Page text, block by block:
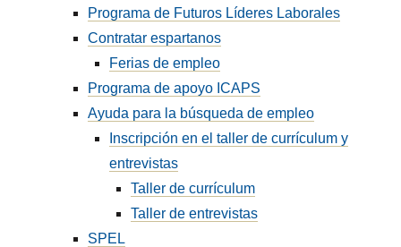
Programa de Futuros Líderes Laborales
Contratar espartanos
Ferias de empleo
Programa de apoyo ICAPS
Ayuda para la búsqueda de empleo
Inscripción en el taller de currículum y
entrevistas
Taller de currículum
Taller de entrevistas
SPEL